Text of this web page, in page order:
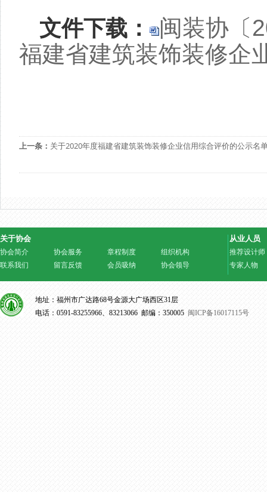
文件下载：
闽装协〔
福建省建筑装饰装修企
上一条： 关于2020年度福建省建筑装饰装修企业信用综合评价的公示名
关于协会
协会简介 协会服务 章程制度
组织机构
联系我们
留言反馈 会员吸纳 协会领导
从业人员
推荐设计师
专家人物
地址：福州市广达路68号金源大广场西区31层
电话：0591-83255966、83213066 邮编：350005 闽ICP备16017115号